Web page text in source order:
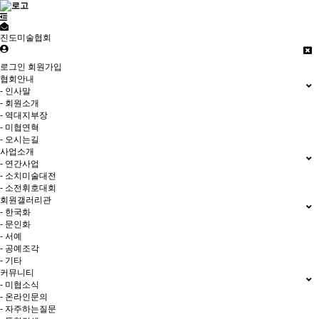
진도미술협회
로그인 회원가입
협회안내
- 인사말
- 회원소개
- 역대지부장
- 미협연혁
- 오시는길
사업소개
- 연간사업
- 소치미술대전
- 소전휘호대회
회원갤러리관
- 한국화
- 문인화
- 서예
- 공예조각
- 기타
커뮤니티
- 미협소식
- 온라인문의
- 자주하는질문